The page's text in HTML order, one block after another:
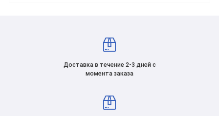
Доставка в течение 2-3 дней с
момента заказа